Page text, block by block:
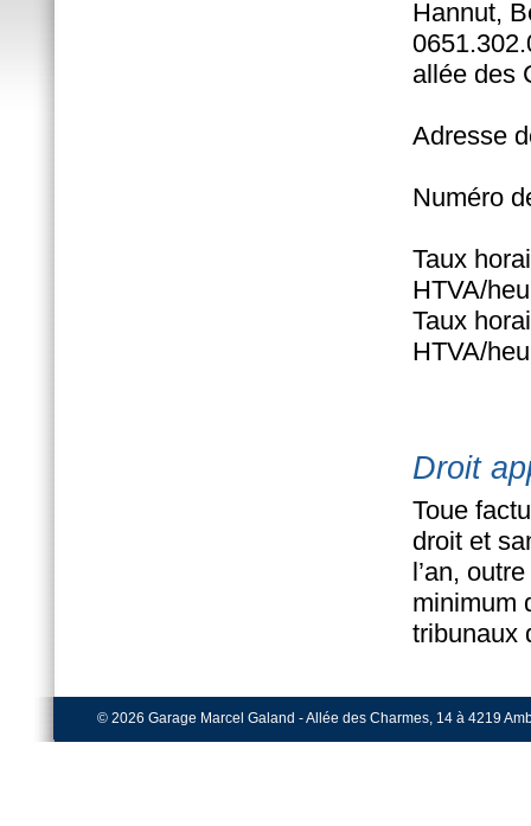
Hannut,
allée des
Adresse
Numéro
Taux
HTVA/
Taux
HTVA/
Droit
Toue
droit et
l’an,
minimum
tribunaux
© 2026 Garage Marcel Galand - Allée des Charmes, 14 à 4219